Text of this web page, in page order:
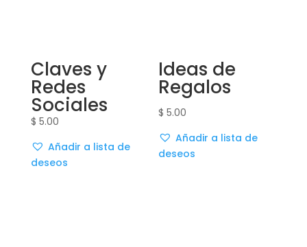
Claves y
Redes
Sociales
$ 5.00
Añadir a lista de
deseos
Ideas de
Regalos
$ 5.00
Añadir a lista de
deseos